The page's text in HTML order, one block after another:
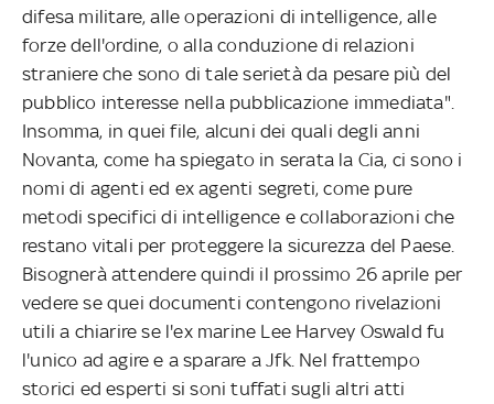
difesa militare, alle operazioni di intelligence, alle
forze dell'ordine, o alla conduzione di relazioni
straniere che sono di tale serietà da pesare più del
pubblico interesse nella pubblicazione immediata".
Insomma, in quei file, alcuni dei quali degli anni
Novanta, come ha spiegato in serata la Cia, ci sono i
nomi di agenti ed ex agenti segreti, come pure
metodi specifici di intelligence e collaborazioni che
restano vitali per proteggere la sicurezza del Paese.
Bisognerà attendere quindi il prossimo 26 aprile per
vedere se quei documenti contengono rivelazioni
utili a chiarire se l'ex marine Lee Harvey Oswald fu
l'unico ad agire e a sparare a Jfk. Nel frattempo
storici ed esperti si soni tuffati sugli altri atti